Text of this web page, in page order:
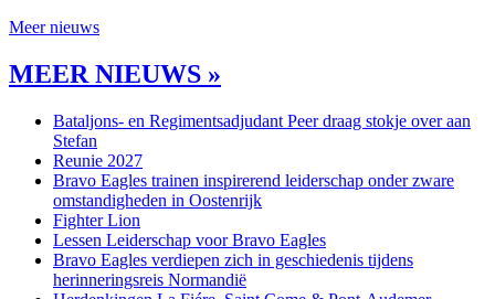
Meer nieuws
MEER NIEUWS »
Bataljons- en Regimentsadjudant Peer draag stokje over aan
Stefan
Reunie 2027
Bravo Eagles trainen inspirerend leiderschap onder zware
omstandigheden in Oostenrijk
Fighter Lion
Lessen Leiderschap voor Bravo Eagles
Bravo Eagles verdiepen zich in geschiedenis tijdens
herinneringsreis Normandië